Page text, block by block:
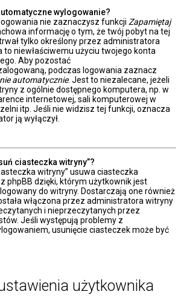
wylogowanie?
nie zaznaczysz funkcji Zapamiętaj
informację o tym, że twój pobyt na tej
tylko określony przez administratora
to niewłaściwemu użyciu twojego konta
Aby pozostać
podczas logowania zaznacz
automatycznie. Jest to niezalecane, jeżeli
z ogólnie dostępnego komputera, np. w
internetowej, sali komputerowej w
itp. Jeśli nie widzisz tej funkcji, oznacza
ją wyłączył.
ciasteczka witryny”?
witryny” usuwa ciasteczka
phpBB dzięki, którym użytkownik jest
do witryny. Dostarczają one również
włączona przez administratora witryny
i nieprzeczytanych przez
Jeśli występują problemy z
usunięcie ciasteczek może być
użytkownika